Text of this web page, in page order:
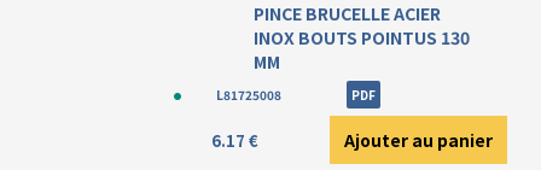
PINCE BRUCELLE ACIER
INOX BOUTS POINTUS 130
MM
L81725008 PDF
6.17 € Ajouter au panier